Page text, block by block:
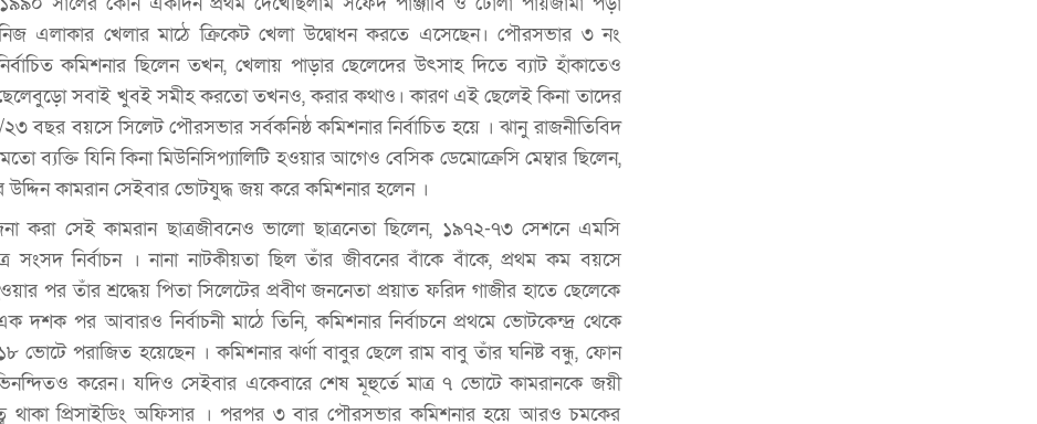
এলাকার খেলার মাঠে ক্রিকেট খেলা উদ্বোধন করতে এসেছেন। পৌরসভার ৩ নং
কমিশনার ছিলেন তখন, খেলায় পাড়ার ছেলেদের উৎসাহ দিতে ব্যাট হাঁকাতেও
ছেলেবুড়ো সবাই খুবই সমীহ করতো তখনও, করার কথাও। কারণ এই ছেলেই কিনা তাদের
২৩ বছর বয়সে সিলেট পৌরসভার সর্বকনিষ্ঠ কমিশনার নির্বাচিত হয়ে । ঝানু রাজনীতিবিদ
ব্যক্তি যিনি কিনা মিউনিসিপ্যালিটি হওয়ার আগেও বেসিক ডেমোক্রেসি মেম্বার ছিলেন,
উদ্দিন কামরান সেইবার ভোটযুদ্ধ জয় করে কমিশনার হলেন ।
করা সেই কামরান ছাত্রজীবনেও ভালো ছাত্রনেতা ছিলেন, ১৯৭২-৭৩ সেশনে এমসি
সংসদ নির্বাচন । নানা নাটকীয়তা ছিল তাঁর জীবনের বাঁকে বাঁকে, প্রথম কম বয়সে
পর তাঁর শ্রদ্ধেয় পিতা সিলেটের প্রবীণ জননেতা প্রয়াত ফরিদ গাজীর হাতে ছেলেকে
দশক পর আবারও নির্বাচনী মাঠে তিনি, কমিশনার নির্বাচনে প্রথমে ভোটকেন্দ্র থেকে
ভোটে পরাজিত হয়েছেন । কমিশনার ঝর্ণা বাবুর ছেলে রাম বাবু তাঁর ঘনিষ্ট বন্ধু, ফোন
করেন। যদিও সেইবার একেবারে শেষ মূহুর্তে মাত্র ৭ ভোটে কামরানকে জয়ী
থাকা প্রিসাইডিং অফিসার । পরপর ৩ বার পৌরসভার কমিশনার হয়ে আরও চমকের